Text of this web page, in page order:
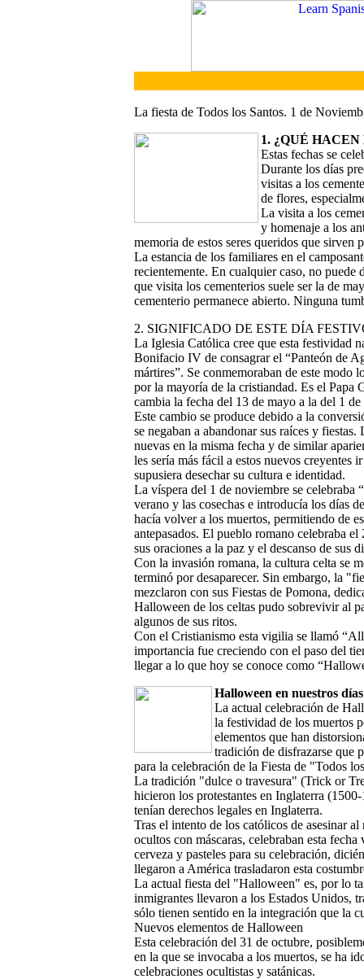
La fiesta de Todos los Santos. 1 de
1. ¿QUÉ
Estas fechas se
Durante los días
visitas a los
de flores,
La visita a los
y homenaje a los
memoria de estos seres queridos que sirven
La estancia de los familiares en el
recientemente. En cualquier caso, no puede
que visita los cementerios suele ser la de
cementerio permanece abierto. Ninguna
2. SIGNIFICADO DE ESTE DÍA
La Iglesia Católica cree que esta festividad
Bonifacio IV de consagrar el “Panteón de
mártires”. Se conmemoraban de este modo
por la mayoría de la cristiandad. Es el Papa
cambia la fecha del 13 de mayo a la del 1
Este cambio se produce debido a la
se negaban a abandonar sus raíces y
nuevas en la misma fecha y de similar
les sería más fácil a estos nuevos creyentes
supusiera desechar su cultura e identidad.
La víspera del 1 de noviembre se celebraba
verano y las cosechas e introducía los días
hacía volver a los muertos, permitiendo de
antepasados. El pueblo romano celebraba
sus oraciones a la paz y el descanso de sus
Con la invasión romana, la cultura celta se
terminó por desaparecer. Sin embargo, la
mezclaron con sus Fiestas de Pomona,
Halloween de los celtas pudo sobrevivir al
algunos de sus ritos.
Con el Cristianismo esta vigilia se llamó
importancia fue creciendo con el paso del
llegar a lo que hoy se conoce como
Halloween en nuestros días
La actual celebración de
la festividad de los muertos
elementos que han
tradición de disfrazarse que
para la celebración de la Fiesta de "Todos
La tradición "dulce o travesura" (Trick or
hicieron los protestantes en Inglaterra
tenían derechos legales en Inglaterra.
Tras el intento de los católicos de asesinar
ocultos con máscaras, celebraban esta
cerveza y pasteles para su celebración,
llegaron a América trasladaron esta
La actual fiesta del "Halloween" es, por lo
inmigrantes llevaron a los Estados Unidos,
sólo tienen sentido en la integración que la
Nuevos elementos de Halloween
Esta celebración del 31 de octubre,
en la que se invocaba a los muertos, se ha
celebraciones ocultistas y satánicas.